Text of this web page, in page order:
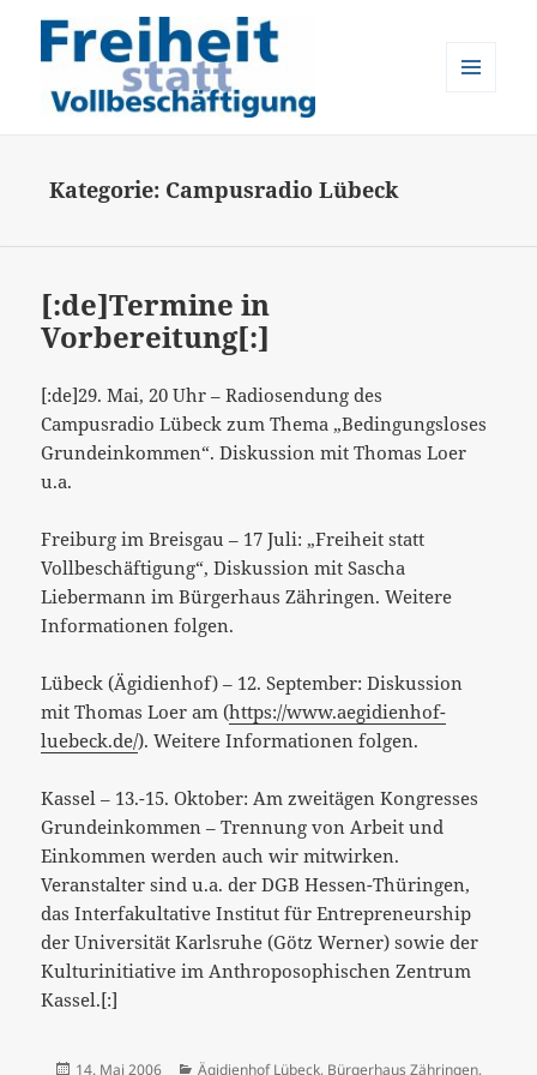
Kategorie: Campusradio Lübeck
[:de]Termine in
Vorbereitung[:]
[:de]29. Mai, 20 Uhr – Radiosendung des
Campusradio Lübeck zum Thema „Bedingungsloses
Grundeinkommen“. Diskussion mit Thomas Loer
u.a.
Freiburg im Breisgau – 17 Juli: „Freiheit statt
Vollbeschäftigung“, Diskussion mit Sascha
Liebermann im Bürgerhaus Zähringen. Weitere
Informationen folgen.
Lübeck (Ägidienhof) – 12. September: Diskussion
mit Thomas Loer am (https://www.aegidienhof-
luebeck.de/). Weitere Informationen folgen.
Kassel – 13.-15. Oktober: Am zweitägen Kongresses
Grundeinkommen – Trennung von Arbeit und
Einkommen werden auch wir mitwirken.
Veranstalter sind u.a. der DGB Hessen-Thüringen,
das Interfakultative Institut für Entrepreneurship
der Universität Karlsruhe (Götz Werner) sowie der
Kulturinitiative im Anthroposophischen Zentrum
Kassel.[:]
Veröffentlicht
14. Mai 2006 Kategorien
Ägidienhof Lübeck, Bürgerhaus Zähringen,